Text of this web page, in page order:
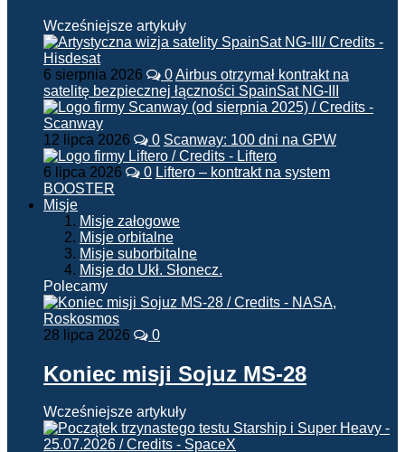
Wcześniejsze artykuły
6 sierpnia 2026 0Airbus otrzymał kontrakt na
satelitę bezpiecznej łączności SpainSat NG-III
12 lipca 2026 0 Scanway: 100 dni na GPW
6 lipca 2026 0 Liftero – kontrakt na system
BOOSTER
Misje
Misje załogowe
Misje orbitalne
Misje suborbitalne
Misje do Ukł. Słonecz.
Polecamy
28 lipca 2026 0
Koniec misji Sojuz MS-28
Wcześniejsze artykuły